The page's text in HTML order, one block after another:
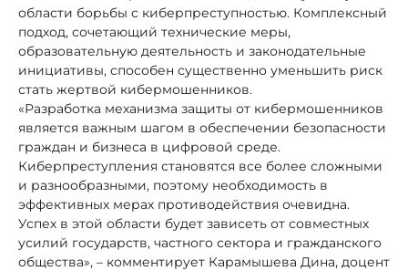
области борьбы с киберпреступностью. Комплексный
подход, сочетающий технические меры,
образовательную деятельность и законодательные
инициативы, способен существенно уменьшить риск
стать жертвой кибермошенников.
«Разработка механизма защиты от кибермошенников
является важным шагом в обеспечении безопасности
граждан и бизнеса в цифровой среде.
Киберпреступления становятся все более сложными
и разнообразными, поэтому необходимость в
эффективных мерах противодействия очевидна.
Успех в этой области будет зависеть от совместных
усилий государств, частного сектора и гражданского
общества», – комментирует Карамышева Дина, доцент